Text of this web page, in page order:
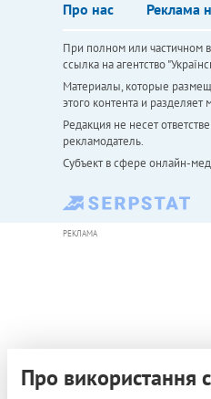
Про нас Реклама
При полном или частичном
ссылка на агентство
Материалы, которые
этого контента и
Редакция не несет
рекламодатель.
Субъект в сфере онлайн-
РЕКЛАМА
Про використання